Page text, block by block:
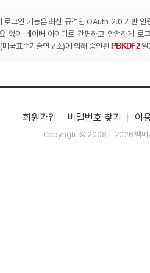
로그인 기능은 최신 규격인 OAuth 2.0 기반 인
없이 네이버 아이디로 간편하고 안전하게 로
국표준기술연구소)에 의해 승인된 PBKDF2알
회원가입 비밀번호 찾기 이
Copyright © 2008 ~ 2026 백메가